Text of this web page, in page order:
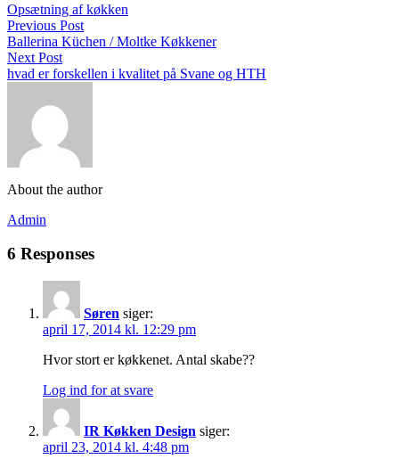
Opsætning af køkken
Previous Post
Ballerina Küchen / Moltke Køkkener
Next Post
hvad er forskellen i kvalitet på Svane og HTH
About the author
Admin
6 Responses
Søren siger:
april 17, 2014 kl. 12:29 pm
Hvor stort er køkkenet. Antal skabe??
Log ind for at svare
IR Køkken Design siger:
april 23, 2014 kl. 4:48 pm